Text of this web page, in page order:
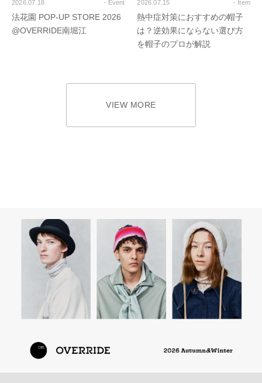
2026.07.18 - Event
法花園 POP-UP STORE 2026
@OVERRIDE南堀江
2026.07.15 - Item
熱中症対策におすすめの帽子
は？逆効果にならない選び方
を帽子のプロが解説
VIEW MORE